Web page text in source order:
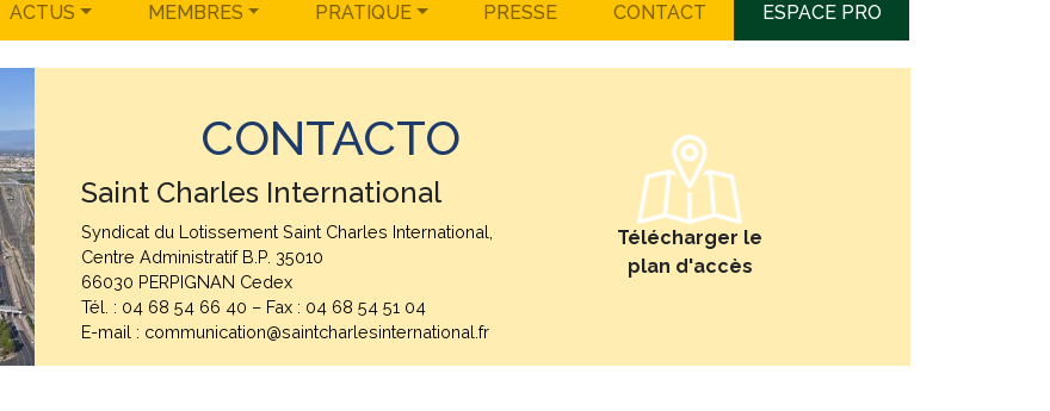
ACTUS MEMBRES PRATIQUE PRESSE CONTACT ESPACE PRO
CONTACTO
Saint Charles International
Syndicat du Lotissement Saint Charles International,
Centre Administratif B.P. 35010
66030 PERPIGNAN Cedex
Tél. : 04 68 54 66 40 – Fax : 04 68 54 51 04
E-mail : communication@saintcharlesinternational.fr
Télécharger le
plan d'accès